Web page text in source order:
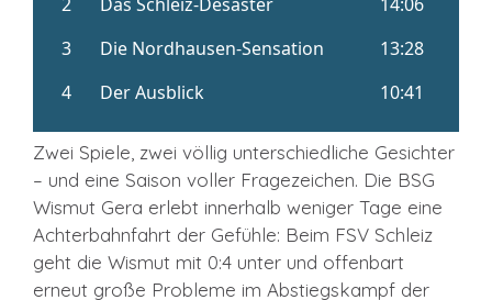
Zwei Spiele, zwei völlig unterschiedliche Gesichter
– und eine Saison voller Fragezeichen. Die BSG
Wismut Gera erlebt innerhalb weniger Tage eine
Achterbahnfahrt der Gefühle: Beim FSV Schleiz
geht die Wismut mit 0:4 unter und offenbart
erneut große Probleme im Abstiegskampf der